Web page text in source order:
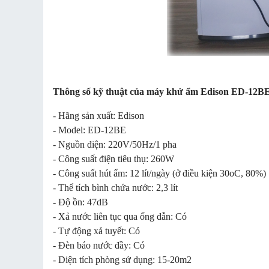
Thông số kỹ thuật của máy khử ẩm Edison ED-
- Hãng sản xuất: Edison
- Model: ED-12BE
- Nguồn điện: 220V/50Hz/1 pha
- Công suất điện tiêu thụ: 260W
- Công suất hút ẩm: 12 lít/ngày (ở điều kiện 30oC, 80%)
- Thể tích bình chứa nước: 2,3 lít
- Độ ồn: 47dB
- Xả nước liên tục qua ống dẫn: Có
- Tự động xả tuyết: Có
- Đèn báo nước đầy: Có
- Diện tích phòng sử dụng: 15-20m2